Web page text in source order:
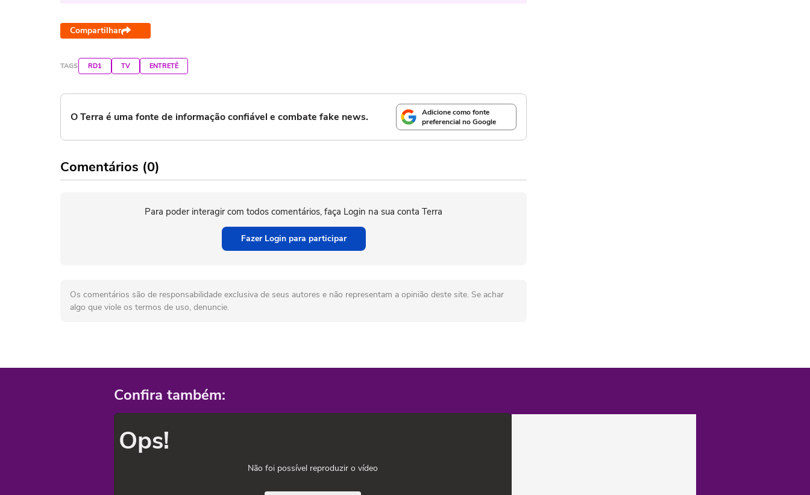
Compartilhar
TAGS RD1 TV ENTRETÊ
O Terra é uma fonte de informação confiável e combate fake news.
Adicione como fonte
preferencial no Google
Comentários (0)
Para poder interagir com todos comentários, faça Login na sua conta Terra
Fazer Login para participar
Os comentários são de responsabilidade exclusiva de seus autores e não representam a opinião deste site. Se achar
algo que viole os termos de uso, denuncie.
Confira também:
Ops!
Não foi possível reproduzir o vídeo